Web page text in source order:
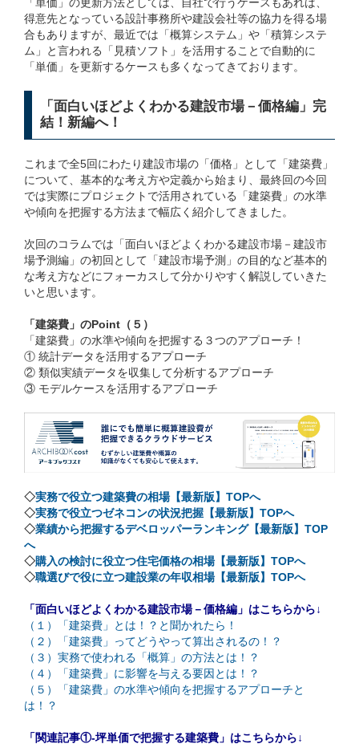
「単価」の更新方法としては、自社で行うケースもあれば、
得意先となっている設計事務所や建設会社等の協力を得る場
合もありますが、最近では「概算システム」や「積算システ
ム」と言われる「見積ソフト」を活用することで自動的に
「単価」を更新するケースも多くなってきております。
「面白いほどよくわかる建設市場－価格編」完
結！新編へ！
これまで全5回にわたり建設市場の「価格」として「建築費」
について、基本的な考え方や定義から始まり、最終回の今回
では実際にプロジェクトで活用されている「建築費」の水準
や傾向を把握する方法まで幅広く紹介してきました。
次回のコラムでは「面白いほどよくわかる建設市場－建設市
場予測編」の初回として「建設市場予測」の目的など基本的
な考え方などにフォーカスして分かりやすく解説していきた
いと思います。
「建築費」のPoint（５）
「建築費」の水準や傾向を把握する３つのアプローチ！
① 統計データを活用するアプローチ
② 類似実績データを収集して分析するアプローチ
③ モデルケースを活用するアプローチ
◇実務で役立つ建築費の相場【最新版】TOPへ
◇実務で役立つゼネコンの状況把握【最新版】TOPへ
◇業績から把握するデベロッパーランキング【最新版】TOP
へ
◇購入の検討に役立つ住宅価格の相場【最新版】TOPへ
◇職選びで役に立つ建設業の年収相場【最新版】TOPへ
「面白いほどよくわかる建設市場－価格編」はこちらから↓
（１）「建築費」とは！？と聞かれたら！
（２）「建築費」ってどうやって算出されるの！？
（３）実務で使われる「概算」の方法とは！？
（４）「建築費」に影響を与える要因とは！？
（５）「建築費」の水準や傾向を把握するアプローチと
は！？
「関連記事①-坪単価で把握する建築費」はこちらから↓